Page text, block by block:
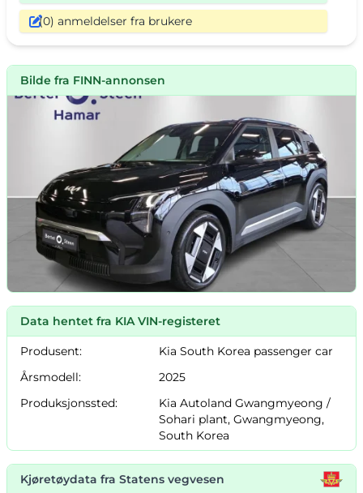
(0) anmeldelser fra brukere
Bilde fra FINN-annonsen
Data hentet fra KIA VIN-registeret
Produsent:
Kia South Korea passenger car
Årsmodell:
2025
Produksjonssted:
Kia Autoland Gwangmyeong /
Sohari plant, Gwangmyeong,
South Korea
Kjøretøydata fra Statens vegvesen